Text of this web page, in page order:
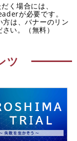
く場合には、
が必要です。
は、バナーのリン
い。（無料）
ツ